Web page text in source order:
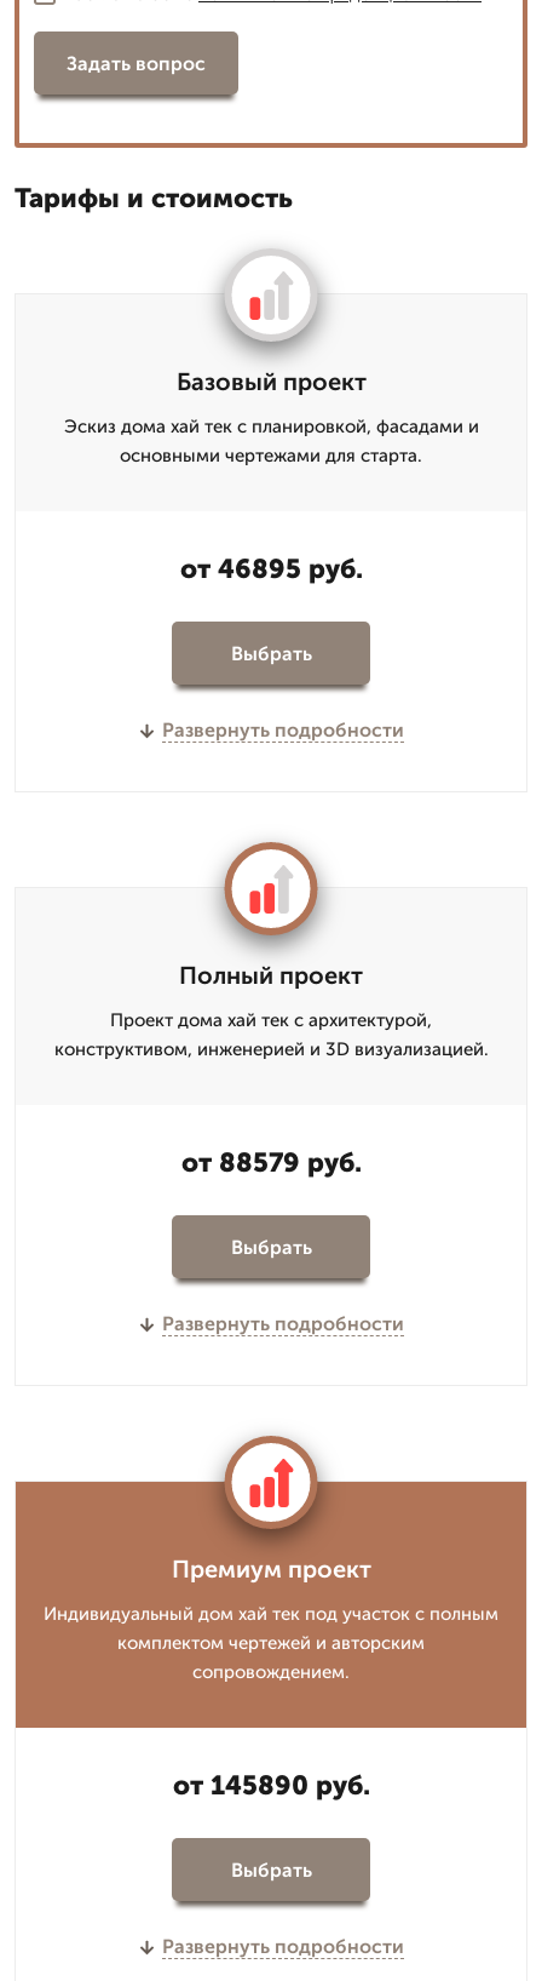
Задать вопрос
Тарифы и стоимость
Базовый проект
Эскиз дома хай тек с планировкой, фасадами и
основными чертежами для старта.
от 46895 руб.
Выбрать
Развернуть подробности
Полный проект
Проект дома хай тек с архитектурой,
конструктивом, инженерией и 3D визуализацией.
от 88579 руб.
Выбрать
Развернуть подробности
Премиум проект
Индивидуальный дом хай тек под участок с полным
комплектом чертежей и авторским
сопровождением.
от 145890 руб.
Выбрать
Развернуть подробности